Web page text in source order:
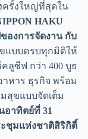
ครั้งใหญ่ที่สุดใน
HAKU
องการจัดงาน กับ
แบบครบทุกมิติให้
ลูซีฟ กว่า 400 บูธ
หาร ธุรกิจ พร้อม
สุขแบบจัดเต็ม
อาทิตย์ที่ 31
ชุมแห่งชาติสิริกิติ์